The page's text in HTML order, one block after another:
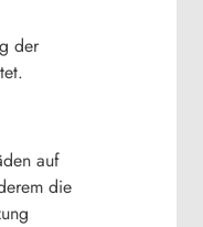
der
auf
die